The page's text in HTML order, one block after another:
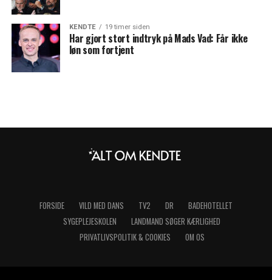
KENDTE 19 timer siden
Har gjort stort indtryk på Mads Vad: Får ikke
løn som fortjent
FORSIDE VILD MED DANS TV2 DR
BADEHOTELLET
SYGEPLEJESKOLEN
LANDMAND SØGER KÆRLIGHED
PRIVATLIVSPOLITIK & COOKIES
OM OS